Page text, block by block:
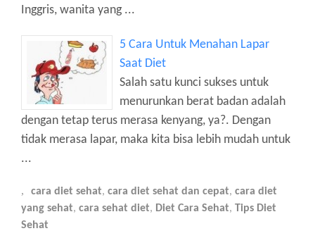
Inggris, wanita yang ...
5 Cara Untuk Menahan Lapar
Saat Diet
Salah satu kunci sukses untuk
menurunkan berat badan adalah
dengan tetap terus merasa kenyang, ya?. Dengan
tidak merasa lapar, maka kita bisa lebih mudah untuk
...
cara diet sehat, cara diet sehat dan cepat, cara diet
yang sehat, cara sehat diet, Diet Cara Sehat, Tips Diet
Sehat